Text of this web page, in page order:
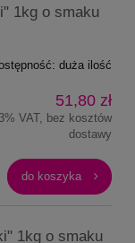
1kg o smaku
duża ilość
51,80 zł
VAT, bez kosztów
dostawy
do koszyka
1kg o smaku